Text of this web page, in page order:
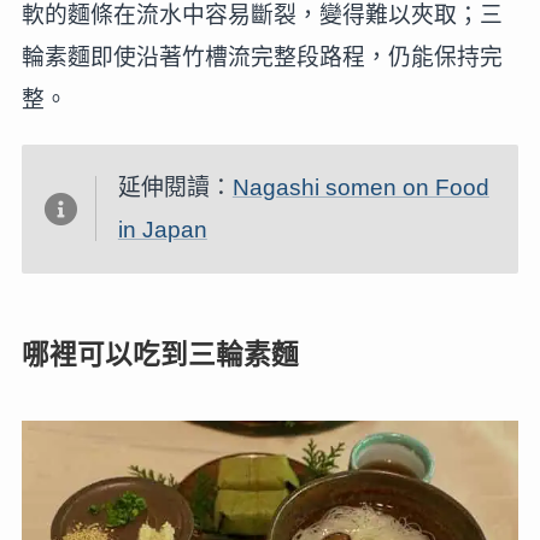
軟的麵條在流水中容易斷裂，變得難以夾取；三
輪素麵即使沿著竹槽流完整段路程，仍能保持完
整。
延伸閱讀： Nagashi somen on Food
in Japan
哪裡可以吃到三輪素麵